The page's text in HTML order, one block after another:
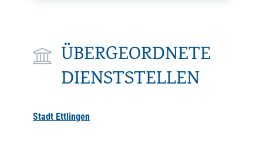
ÜBERGEORDNETE
DIENSTSTELLEN
Stadt Ettlingen